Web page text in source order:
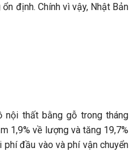
định. Chính vì vậy, Nhật Bản
nội thất bằng gỗ trong tháng
1,9% về lượng và tăng 19,7%
đầu vào và phí vận chuyển